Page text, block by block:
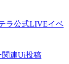
関連Ui投稿